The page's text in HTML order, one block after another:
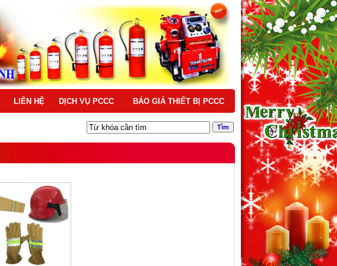
LIÊN HỆ DỊCH VỤ PCCC BÁO GIÁ THIẾT BỊ PCCC